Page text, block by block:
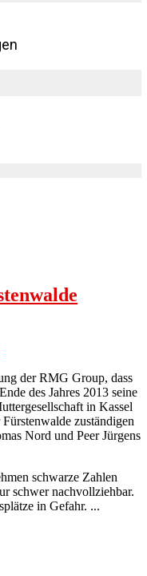
der RMG Group, dass
des Jahres 2013 seine
in Kassel
zuständigen
Nord und Peer Jürgens
schwarze Zahlen
schwer nachvollziehbar.
in Gefahr. ...